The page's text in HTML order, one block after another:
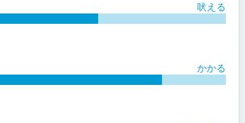
吠える
かかる